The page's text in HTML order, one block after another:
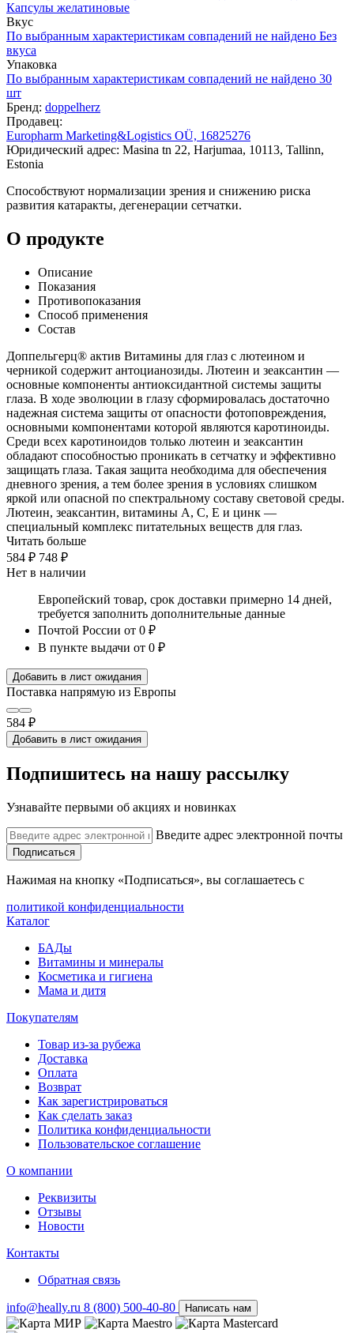
Капсулы желатиновые
Вкус
По выбранным характеристикам совпадений не найдено Без
вкуса
Упаковка
По выбранным характеристикам совпадений не найдено 30
шт
Бренд: doppelherz
Продавец:
Europharm Marketing&Logistics OÜ, 16825276
Юридический адрес: Masina tn 22, Harjumaa, 10113, Tallinn,
Estonia
Способствуют нормализации зрения и снижению риска
развития катаракты, дегенерации сетчатки.
О продукте
Описание
Показания
Противопоказания
Способ применения
Состав
Доппельгерц® актив Витамины для глаз с лютеином и
черникой содержит антоцианозиды. Лютеин и зеаксантин —
основные компоненты антиоксидантной системы защиты
глаза. В ходе эволюции в глазу сформировалась достаточно
надежная система защиты от опасности фотоповреждения,
основными компонентами которой являются каротиноиды.
Среди всех каротиноидов только лютеин и зеаксантин
обладают способностью проникать в сетчатку и эффективно
защищать глаза. Такая защита необходима для обеспечения
дневного зрения, а тем более зрения в условиях слишком
яркой или опасной по спектральному составу световой среды.
Лютеин, зеаксантин, витамины А, С, Е и цинк —
специальный комплекс питательных веществ для глаз.
Читать больше
584 ₽ 748 ₽
Нет в наличии
Европейский товар, срок доставки примерно 14 дней,
требуется заполнить дополнительные данные
Почтой России от 0 ₽
В пункте выдачи от 0 ₽
Добавить в лист ожидания
Поставка напрямую из Европы
584 ₽
Добавить в лист ожидания
Подпишитесь на нашу рассылку
Узнавайте первыми об акциях и новинках
Введите адрес электронной почты
Подписаться
Нажимая на кнопку «Подписаться», вы соглашаетесь с
политикой конфиденциальности
Каталог
БАДы
Витамины и минералы
Косметика и гигиена
Мама и дитя
Покупателям
Товар из-за рубежа
Доставка
Оплата
Возврат
Как зарегистрироваться
Как сделать заказ
Политика конфиденциальности
Пользовательское соглашение
О компании
Реквизиты
Отзывы
Новости
Контакты
Обратная связь
info@heally.ru 8 (800) 500-40-80 Написать нам